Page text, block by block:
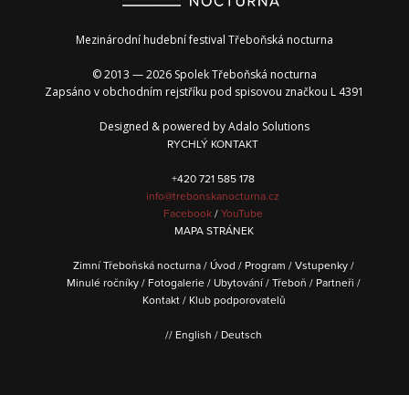
Mezinárodní hudební festival Třeboňská nocturna
© 2013 — 2026 Spolek Třeboňská nocturna
Zapsáno v obchodním rejstříku pod spisovou značkou L 4391
Designed & powered byAdalo Solutions
RYCHLÝ KONTAKT
+420 721 585 178
info@trebonskanocturna.cz
Facebook/YouTube
MAPA STRÁNEK
Zimní Třeboňská nocturna/ Úvod / Program /Vstupenky/
Minulé ročníky/ Fotogalerie/ Ubytování/Třeboň / Partneři /
Kontakt/ Klub podporovatelů
// English / Deutsch